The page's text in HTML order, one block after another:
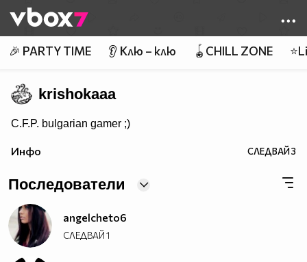
👾
🎉 PARTY TIME 👂 Клю – клю 🪀CHILL ZONE
krishokaaa
C.F.P. bulgarian gamer ;)
Инфо СЛЕДВАЙ3
Последователи
angelcheto6
СЛЕДВАЙ1